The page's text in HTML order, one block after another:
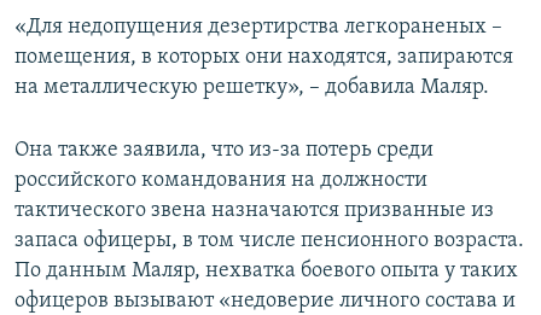
«Для недопущения дезертирства легкораненых –
помещения, в которых они находятся, запираются
на металлическую решетку», – добавила Маляр.
Она также заявила, что из-за потерь среди
российского командования на должности
тактического звена назначаются призванные из
запаса офицеры, в том числе пенсионного возраста.
По данным Маляр, нехватка боевого опыта у таких
офицеров вызывают «недоверие личного состава и